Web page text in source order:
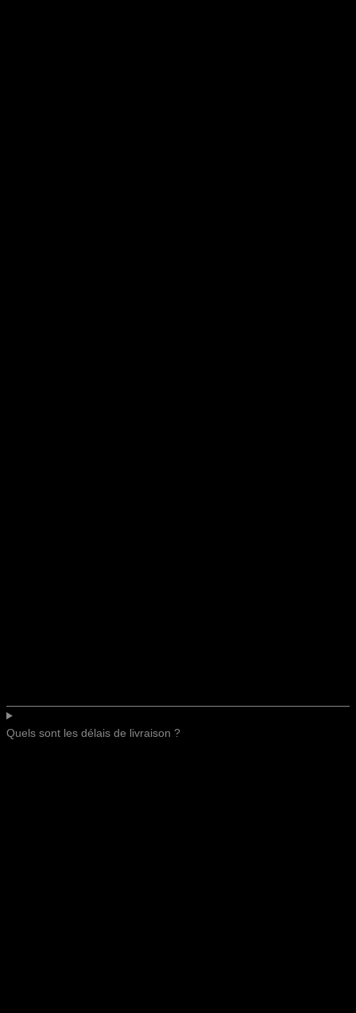
Quels sont les délais de livraison ?